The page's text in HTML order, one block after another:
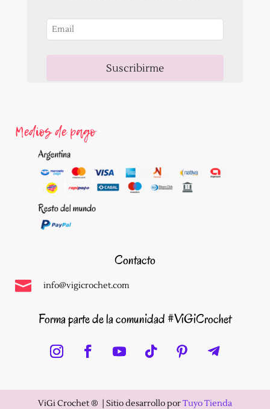
Suscribirme
Medios de pago
Contacto
 info@vigicrochet.com
Forma parte de la comunidad #ViGiCrochet
ViGi Crochet ®️ | Sitio desarrollo porTuyo Tienda